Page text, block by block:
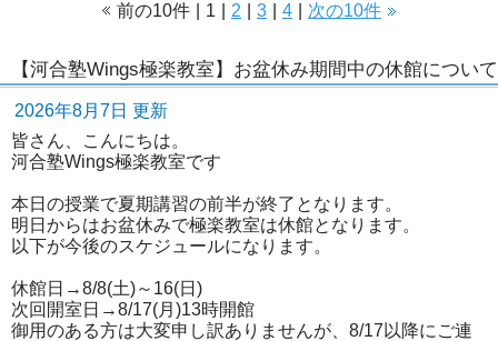
前の10件 1 2 3 4 次の10件
【河合塾Wings極楽教室】お盆休み期間中の休館について
2026年8月7日 更新
皆さん、こんにちは。
河合塾Wings極楽教室です
本日の授業で夏期講習の前半が終了となります。
明日からはお盆休みで極楽教室は休館となります。
以下が今後のスケジュールになります。
休館日→8/8(土)～16(日)
次回開室日→8/17(月)13時開館
御用のある方は大変申し訳ありませんが、8/17以降にご連